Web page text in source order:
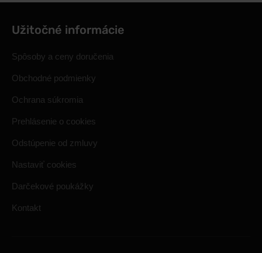
Užitočné informácie
Spôsoby a ceny doručenia
Obchodné podmienky
Ochrana súkromia
Prehlásenie o cookies
Odstúpenie od zmluvy
Nastaviť cookies
Darčekové poukážky
Kontakt